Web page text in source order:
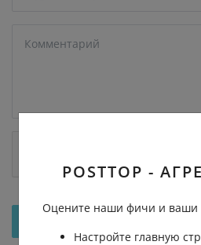
POSTTOP -
Оцените наши фичи и ваши
Настройте главную